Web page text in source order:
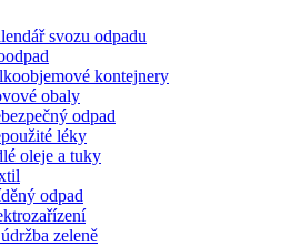
svozu odpadu
kontejnery
obaly
odpad
léky
oleje a tuky
odpad
zeleně